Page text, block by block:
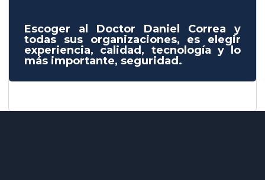
Escoger al Doctor Daniel Correa y
todas sus organizaciones, es elegir
experiencia, calidad, tecnología y lo
más importante, seguridad.